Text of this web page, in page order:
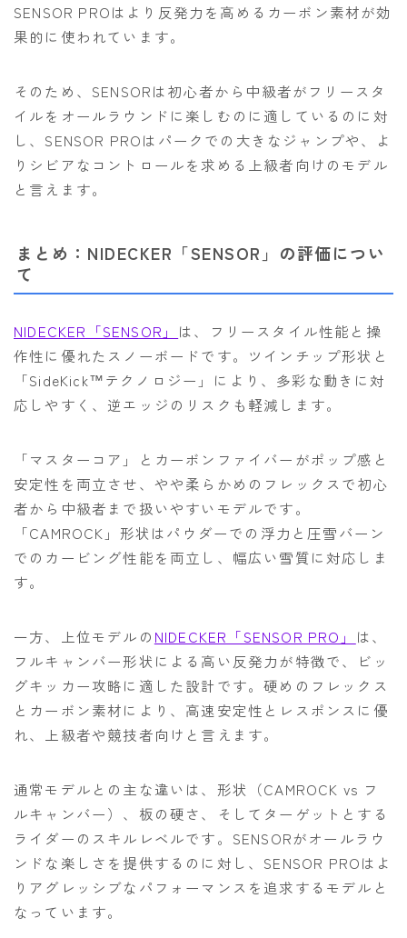
SENSOR PROはより反発力を高めるカーボン素材が効
果的に使われています。
そのため、SENSORは初心者から中級者がフリースタ
イルをオールラウンドに楽しむのに適しているのに対
し、SENSOR PROはパークでの大きなジャンプや、よ
りシビアなコントロールを求める上級者向けのモデル
と言えます。
まとめ：NIDECKER「SENSOR」の評価につい
て
NIDECKER「SENSOR」 は、フリースタイル性能と操
作性に優れたスノーボードです。ツインチップ形状と
「SideKick™テクノロジー」により、多彩な動きに対
応しやすく、逆エッジのリスクも軽減します。
「マスターコア」とカーボンファイバーがポップ感と
安定性を両立させ、やや柔らかめのフレックスで初心
者から中級者まで扱いやすいモデルです。
「CAMROCK」形状はパウダーでの浮力と圧雪バーン
でのカービング性能を両立し、幅広い雪質に対応しま
す。
一方、上位モデルの NIDECKER「SENSOR PRO」 は、
フルキャンバー形状による高い反発力が特徴で、ビッ
グキッカー攻略に適した設計です。硬めのフレックス
とカーボン素材により、高速安定性とレスポンスに優
れ、上級者や競技者向けと言えます。
通常モデルとの主な違いは、形状（CAMROCK vs フ
ルキャンバー）、板の硬さ、そしてターゲットとする
ライダーのスキルレベルです。SENSORがオールラウ
ンドな楽しさを提供するのに対し、SENSOR PROはよ
りアグレッシブなパフォーマンスを追求するモデルと
なっています。